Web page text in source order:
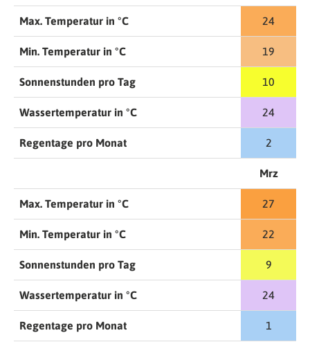
Max. Temperatur in °C 24
Min. Temperatur in °C 19
Sonnenstunden pro Tag 10
Wassertemperatur in °C 24
Regentage pro Monat 2
Mrz
Max. Temperatur in °C 27
Min. Temperatur in °C 22
Sonnenstunden pro Tag 9
Wassertemperatur in °C 24
Regentage pro Monat 1